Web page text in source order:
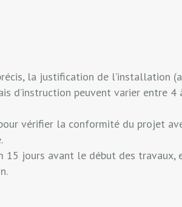
la justification de l’installation
d’instruction peuvent varier entre 4
vérifier la conformité du projet
jours avant le début des travaux,